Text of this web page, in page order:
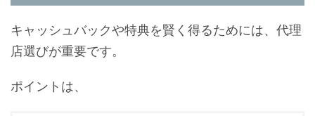
キャッシュバックや特典を賢く得るためには、代理
店選びが重要です。
ポイントは、